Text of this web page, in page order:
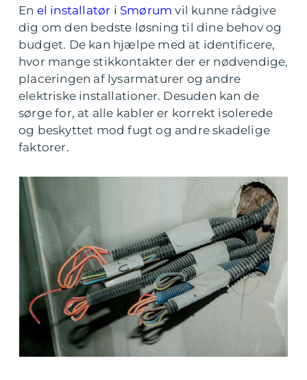
En el installatør i Smørum vil kunne rådgive
dig om den bedste løsning til dine behov og
budget. De kan hjælpe med at identificere,
hvor mange stikkontakter der er nødvendige,
placeringen af lysarmaturer og andre
elektriske installationer. Desuden kan de
sørge for, at alle kabler er korrekt isolerede
og beskyttet mod fugt og andre skadelige
faktorer.